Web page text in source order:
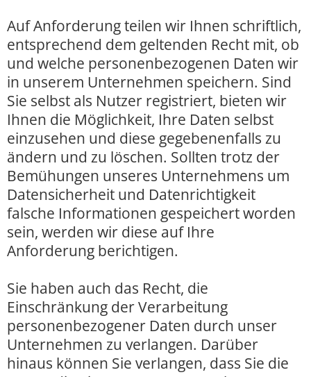
Auf Anforderung teilen wir Ihnen schriftlich,
entsprechend dem geltenden Recht mit, ob
und welche personenbezogenen Daten wir
in unserem Unternehmen speichern. Sind
Sie selbst als Nutzer registriert, bieten wir
Ihnen die Möglichkeit, Ihre Daten selbst
einzusehen und diese gegebenenfalls zu
ändern und zu löschen. Sollten trotz der
Bemühungen unseres Unternehmens um
Datensicherheit und Datenrichtigkeit
falsche Informationen gespeichert worden
sein, werden wir diese auf Ihre
Anforderung berichtigen.
Sie haben auch das Recht, die
Einschränkung der Verarbeitung
personenbezogener Daten durch unser
Unternehmen zu verlangen. Darüber
hinaus können Sie verlangen, dass Sie die